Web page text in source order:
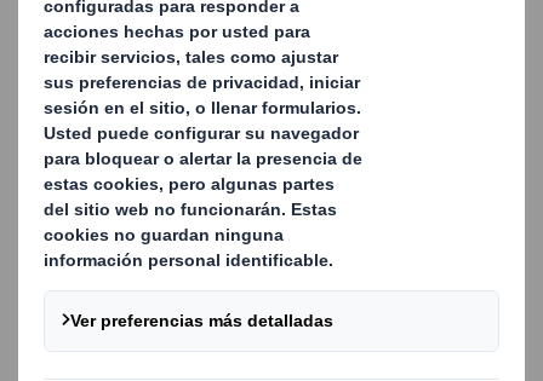
Expositores y bandejas de
cartón para las estanterías
Con nuestros expositores y bandejas de
cartón ondulado para las estanterías
aportamos valor desde la distribución hasta
la exposición de tus productos. Nuestras
ingeniosas bandejas de cartón ondulado
protegen tus productos durante el